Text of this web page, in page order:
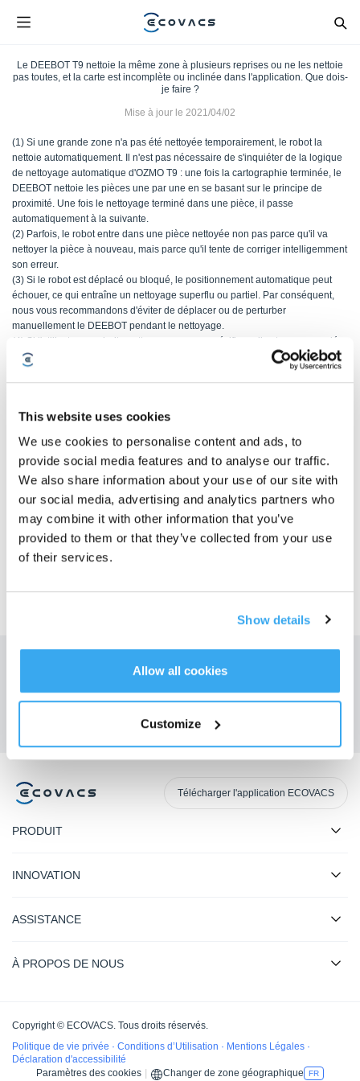
This website uses cookies
We use cookies to personalise content and ads, to
provide social media features and to analyse our traffic.
We also share information about your use of our site with
our social media, advertising and analytics partners who
may combine it with other information that you’ve
provided to them or that they’ve collected from your use
of their services.
Show details
Allow all cookies
Customize
Le DEEBOT T9 nettoie la même zone à plusieurs reprises ou ne les nettoie
pas toutes, et la carte est incomplète ou inclinée dans l'application. Que dois-
je faire ?
Mise à jour le 2021/04/02
(1) Si une grande zone n'a pas été nettoyée temporairement, le robot la
nettoie automatiquement. Il n'est pas nécessaire de s'inquiéter de la logique
de nettoyage automatique d'OZMO T9 : une fois la cartographie terminée, le
DEEBOT nettoie les pièces une par une en se basant sur le principe de
proximité. Une fois le nettoyage terminé dans une pièce, il passe
automatiquement à la suivante.
(2) Parfois, le robot entre dans une pièce nettoyée non pas parce qu'il va
nettoyer la pièce à nouveau, mais parce qu'il tente de corriger intelligemment
son erreur.
(3) Si le robot est déplacé ou bloqué, le positionnement automatique peut
échouer, ce qui entraîne un nettoyage superflu ou partiel. Par conséquent,
nous vous recommandons d'éviter de déplacer ou de perturber
manuellement le DEEBOT pendant le nettoyage.
(4) Si l'utilisateur souhaite nettoyer une zone spécifique, il est recommandé
d'utiliser le mode personnalisé dans l'application pour sélectionner une zone
précise sur la carte. Le DEEBOT quitte automatiquement la station d'accueil
sélectionné, l'utilisateur doit mettre fin à la tâche de nettoyage en cours et
personnalisé.) )
Cet article vous a-t-il été utile ?
OUI NON
Obtenez les dernières nouvelles d'ECOVACS
SOUMETTRE
Télécharger l'application ECOVACS
PRODUIT
INNOVATION
ASSISTANCE
À PROPOS DE NOUS
Copyright © ECOVACS. Tous droits réservés.
Politique de vie privée · Conditions d’Utilisation · Mentions Légales ·
Déclaration d'accessibilité
Paramètres des cookies
Changer de zone géographique FR